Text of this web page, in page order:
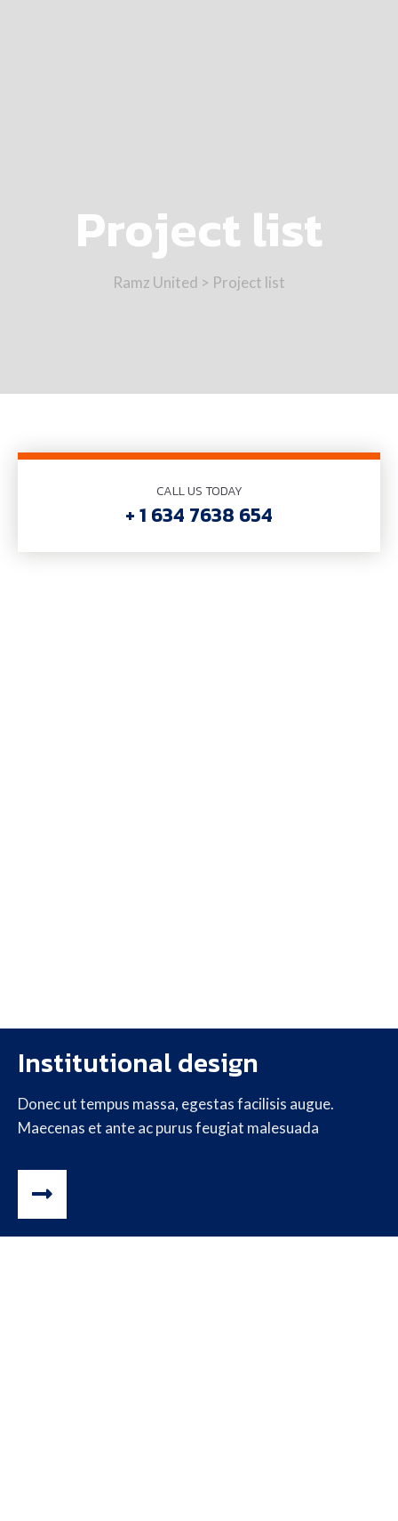
Project list
Ramz United > Project list
CALL US TODAY
+ 1 634 7638 654
Institutional design
Donec ut tempus massa, egestas facilisis augue.
Maecenas et ante ac purus feugiat malesuada